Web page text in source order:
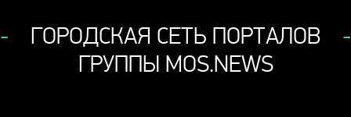
ГОРОДСКАЯ СЕТЬ ПОРТАЛОВ
ГРУППЫ MOS.NEWS